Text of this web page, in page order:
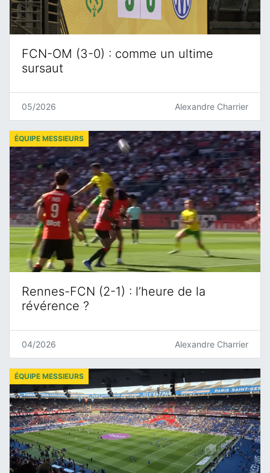
FCN-OM (3-0) : comme un ultime
sursaut
05/2026 Alexandre Charrier
Rennes-FCN (2-1) : l’heure de la
révérence ?
ÉQUIPE MESSIEURS
04/2026 Alexandre Charrier
ÉQUIPE MESSIEURS